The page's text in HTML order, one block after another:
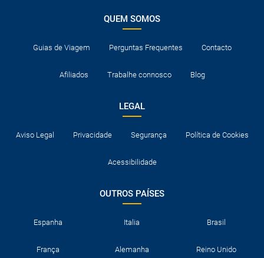
QUEM SOMOS
Guias de Viagem Perguntas Frequentes Contacto
Afiliados Trabalhe connosco Blog
LEGAL
Aviso Legal Privacidade Segurança Política de Cookies
Acessibilidade
OUTROS PAÍSES
Espanha Italia Brasil
França Alemanha Reino Unido